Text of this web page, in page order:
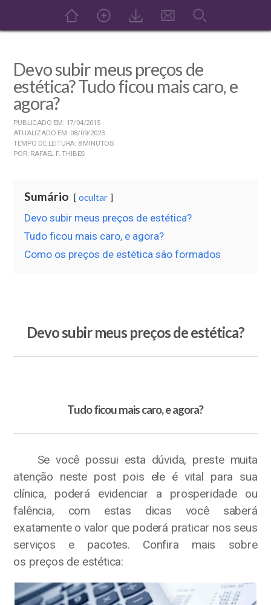
Devo subir meus preços de
estética? Tudo ficou mais caro, e
agora?
PUBLICADO EM: 17/04/2015
ATUALIZADO EM: 08/09/2023
TEMPO DE LEITURA: 8 MINUTOS
POR: RAFAEL F. THIBES
Sumário ocultar
Devo subir meus preços de estética?
Tudo ficou mais caro, e agora?
Como os preços de estética são formados
Devo subir meus preços de estética?
Tudo ficou mais caro, e agora?
Se você possui esta dúvida, preste muita
atenção neste post pois ele é vital para sua
clínica, poderá evidenciar a prosperidade ou
falência, com estas dicas você saberá
exatamente o valor que poderá praticar nos seus
serviços e pacotes. Confira mais sobre
os preços de estética: